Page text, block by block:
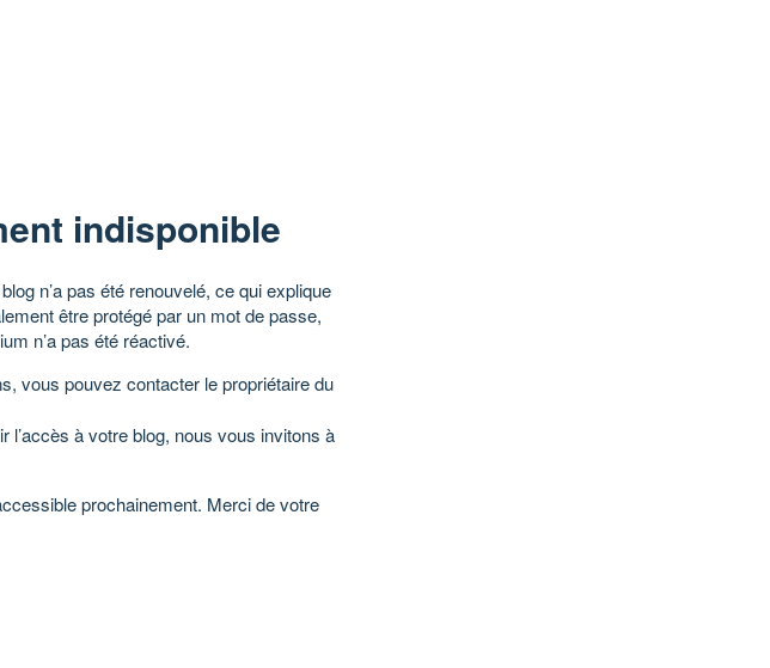
indisponible
n’a pas été renouvelé, ce qui explique
être protégé par un mot de passe,
n’a pas été réactivé.
vous pouvez contacter le propriétaire du
l’accès à votre blog, nous vous invitons à
prochainement. Merci de votre